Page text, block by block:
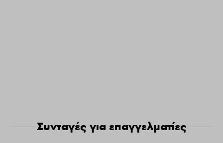
Συνταγές για επαγγελματίες